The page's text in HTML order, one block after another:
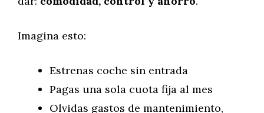
Imagina esto:
Estrenas coche sin entrada
Pagas una sola cuota fija al mes
Olvidas gastos de mantenimiento,